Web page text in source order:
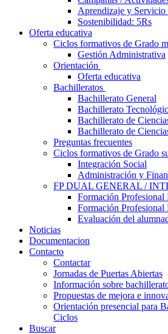
Aprendizaje y
Sostenibilidad: 5Rs
Oferta educativa
Ciclos formativos de Grado
Gestión Administrativa
Orientación
Oferta educativa
Bachilleratos
Bachillerato General
Bachillerato
Bachillerato de
Bachillerato de
Preguntas frecuentes
Ciclos formativos de Grado
Integración Social
Administración y
FP DUAL GENERAL /
Formación Profesional
Formación Profesional
Evaluación del
Noticias
Documentacion
Contacto
Contactar
Jornadas de Puertas Abiertas
Información sobre
Propuestas de mejora e
Orientación presencial para
Ciclos
Buscar